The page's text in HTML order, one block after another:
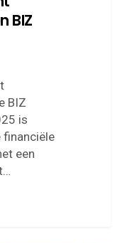
BIZ
BIZ
is
financiële
een